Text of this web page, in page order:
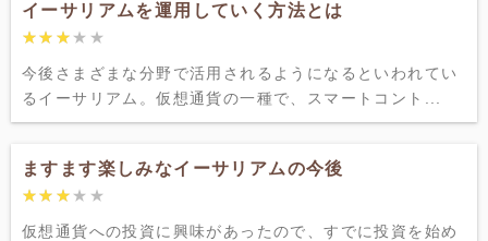
イーサリアムを運用していく方法とは
★★★★★
★★★★★
今後さまざまな分野で活用されるようになるといわれてい
るイーサリアム。仮想通貨の一種で、スマートコント...
ますます楽しみなイーサリアムの今後
★★★★★
★★★★★
仮想通貨への投資に興味があったので、すでに投資を始め